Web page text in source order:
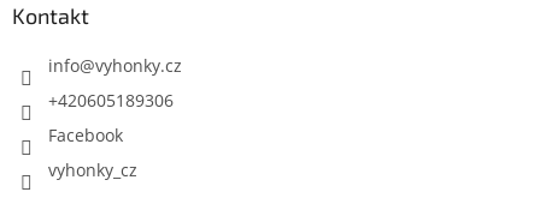
Kontakt
info@vyhonky.cz
+420605189306
Facebook
vyhonky_cz